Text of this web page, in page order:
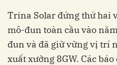
Trina Solar đứng thứ hai
mô-đun toàn cầu vào
đun và đã giữ vững vị trí
xuất xưởng 8GW. Các